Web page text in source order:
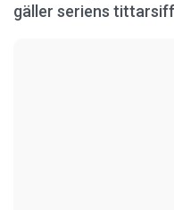
gäller seriens